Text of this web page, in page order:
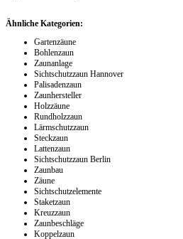
Ähnliche Kategorien:
Gartenzäune
Bohlenzaun
Zaunanlage
Sichtschutzzaun Hannover
Palisadenzaun
Zaunhersteller
Holzzäune
Rundholzzaun
Lärmschutzzaun
Steckzaun
Lattenzaun
Sichtschutzzaun Berlin
Zaunbau
Zäune
Sichtschutzelemente
Staketzaun
Kreuzzaun
Zaunbeschläge
Koppelzaun